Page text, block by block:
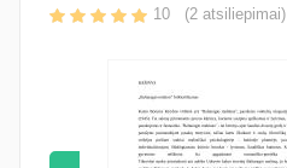
10 (2 atsiliepimai)